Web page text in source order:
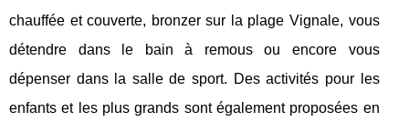
chauffée et couverte, bronzer sur la plage Vignale, vous
détendre dans le bain à remous ou encore vous
dépenser dans la salle de sport. Des activités pour les
enfants et les plus grands sont également proposées en